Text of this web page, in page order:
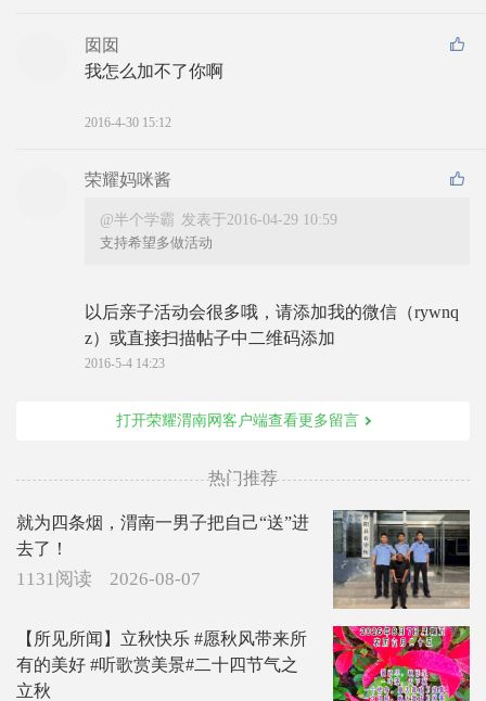
囡囡
我怎么加不了你啊
2016-4-30 15:12
荣耀妈咪酱
@半个学霸 发表于2016-04-29 10:59
支持希望多做活动
以后亲子活动会很多哦，请添加我的微信（rywnq
z）或直接扫描帖子中二维码添加
2016-5-4 14:23
打开荣耀渭南网客户端查看更多留言
热门推荐
就为四条烟，渭南一男子把自己“送”进
去了！
1131阅读 2026-08-07
【所见所闻】立秋快乐 #愿秋风带来所
有的美好 #听歌赏美景#二十四节气之
立秋